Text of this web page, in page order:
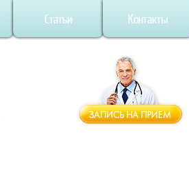
Статьи Контакты